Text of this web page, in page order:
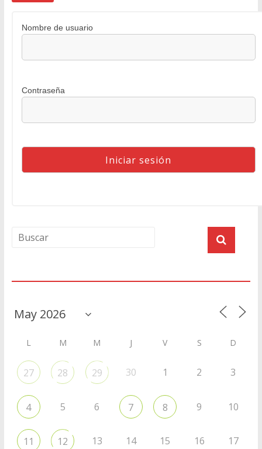
Nombre de usuario
Contraseña
L M M J V S D
27 28 29 30 1 2 3
4 5 6 7 8 9 10
11 12 13 14 15 16 17